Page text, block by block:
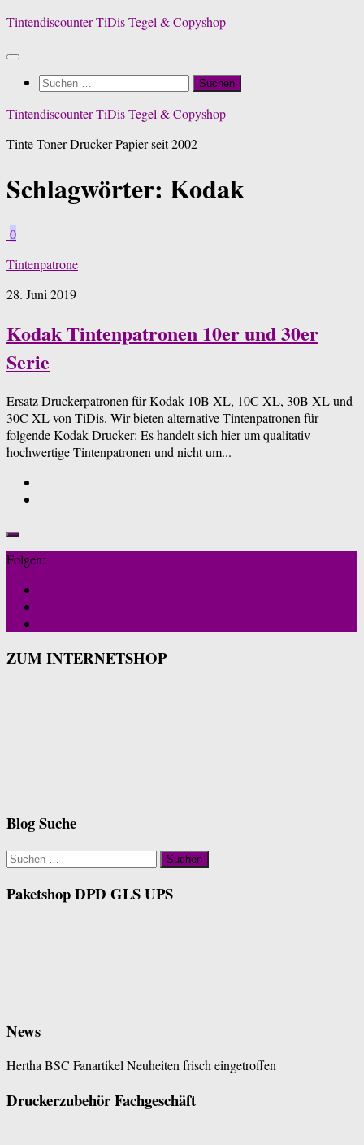
Zum
springen
Tintendiscounter TiDis Tegel & Copyshop
Suchen
Tintendiscounter TiDis Tegel & Copyshop
Tinte Toner Drucker Papier seit 2002
Schlagwörter: Kodak
0
Tintenpatrone
28. Juni 2019
Kodak Tintenpatronen 10er und 30er
Serie
Ersatz Druckerpatronen für Kodak 10B XL, 10C XL, 30B XL und
30C XL von TiDis. Wir bieten alternative Tintenpatronen für
folgende Kodak Drucker: Es handelt sich hier um qualitativ
hochwertige Tintenpatronen und nicht um...
Folgen:
ZUM INTERNETSHOP
Blog Suche
Suchen
nach:
Paketshop DPD GLS UPS
News
Hertha BSC Fanartikel Neuheiten frisch eingetroffen
Druckerzubehör Fachgeschäft